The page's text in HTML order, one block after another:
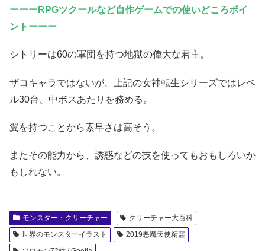
ーーーRPGツクールなど自作ゲームでの使いどころポイ
ントーーー
シトリーは60の軍団を持つ地獄の偉大な君主。
ザコキャラではないが、上記の女神転生シリーズではレベ
ル30台、中ボスあたりを務める。
翼を持つことから素早さは高そう。
またその能力から、誘惑などの技を使ってもおもしろいか
もしれない。
モンスター・クリーチャー
クリーチャー大百科
世界のモンスターイラスト
2019悪魔天使精霊